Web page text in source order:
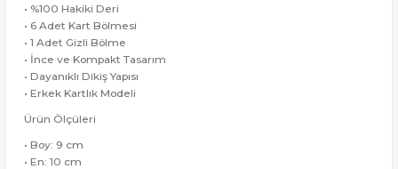
• %100 Hakiki Deri
• 6 Adet Kart Bölmesi
• 1 Adet Gizli Bölme
• İnce ve Kompakt Tasarım
• Dayanıklı Dikiş Yapısı
• Erkek Kartlık Modeli
Ürün Ölçüleri
• Boy: 9 cm
• En: 10 cm